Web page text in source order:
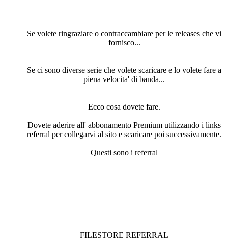
Se volete ringraziare o contraccambiare per le releases che vi
fornisco...
Se ci sono diverse serie che volete scaricare e lo volete fare a
piena velocita' di banda...
Ecco cosa dovete fare.
Dovete aderire all' abbonamento Premium utilizzando i links
referral per collegarvi al sito e scaricare poi successivamente.
Questi sono i referral
FILESTORE REFERRAL